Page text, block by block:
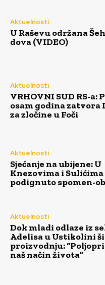
Aktuelnosti
U Raševu održana
dova (VIDEO)
Aktuelnosti
VRHOVNI SUD RS-a:
osam godina zatvora
za zločine u Foči
Aktuelnosti
Sjećanje na ubijene: U
Knezovima i Sulićima
podignuto spomen-
Aktuelnosti
Dok mladi odlaze iz
Adelisa u Ustikolini
proizvodnju:
naš način života”